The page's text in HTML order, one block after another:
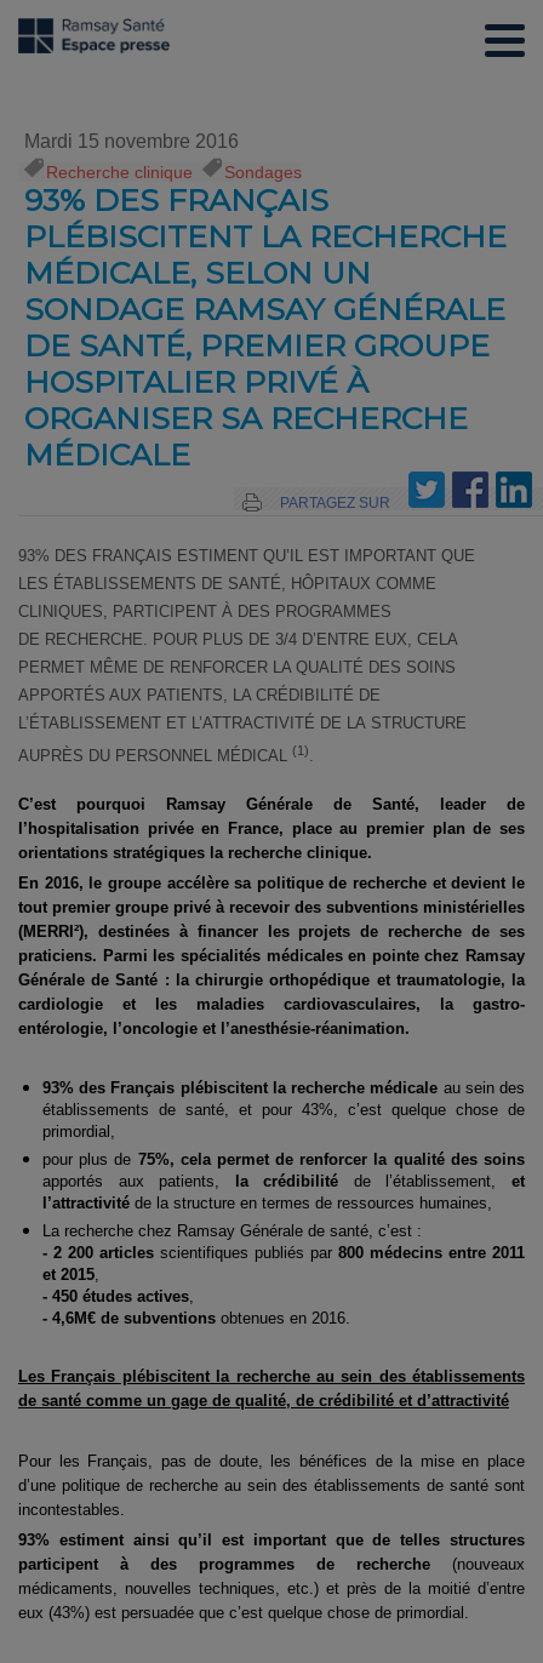
Mardi 15 novembre 2016
Recherche clinique Sondages
93% DES FRANÇAIS
PLÉBISCITENT LA RECHERCHE
MÉDICALE, SELON UN
SONDAGE RAMSAY GÉNÉRALE
DE SANTÉ, PREMIER GROUPE
HOSPITALIER PRIVÉ À
ORGANISER SA RECHERCHE
MÉDICALE
PARTAGEZ SUR
93% DES FRANÇAIS ESTIMENT QU’IL EST IMPORTANT QUE
LES ÉTABLISSEMENTS DE SANTÉ, HÔPITAUX COMME
CLINIQUES, PARTICIPENT À DES PROGRAMMES
DE RECHERCHE. POUR PLUS DE 3/4 D’ENTRE EUX, CELA
PERMET MÊME DE RENFORCER LA QUALITÉ DES SOINS
APPORTÉS AUX PATIENTS, LA CRÉDIBILITÉ DE
L’ÉTABLISSEMENT ET L’ATTRACTIVITÉ DE LA STRUCTURE
AUPRÈS DU PERSONNEL MÉDICAL (1).
C’est pourquoi Ramsay Générale de Santé, leader de
l’hospitalisation privée en France, place au premier plan de ses
orientations stratégiques la recherche clinique.
En 2016, le groupe accélère sa politique de recherche et devient le
tout premier groupe privé à recevoir des subventions ministérielles
(MERRI²), destinées à financer les projetsde recherche de ses
praticiens. Parmi les spécialités médicales en pointe chez Ramsay
Générale de Santé : la chirurgie orthopédique et traumatologie, la
cardiologie et les maladies cardiovasculaires, la gastro-
entérologie, l’oncologie et l’anesthésie-réanimation.
93% des Français plébiscitent la recherche médicale au sein des
établissements de santé, et pour 43%, c’est quelque chose de
primordial,
pour plus de 75%, cela permet de renforcer la qualité des soins
apportés aux patients,
la crédibilité de l’établissement,et
l’attractivité de la structure en termes de ressources humaines,
La recherche chez Ramsay Générale de santé, c’est :
- 2 200 articles scientifiques publiés par 800 médecins entre 2011
et 2015,
- 450 études actives,
- 4,6M€ de subventions obtenues en 2016.
Les Français plébiscitent la recherche au sein des établissements
de santé comme un gage de qualité, de crédibilité et d’attractivité
Pour les Français, pas de doute, les bénéfices de la mise en place
d’une politique de recherche au sein des établissements de santé sont
incontestables.
93% estiment ainsi qu’il est important que de telles structures
participent à des programmes de recherche (nouveaux
médicaments, nouvelles techniques, etc.) et près de la moitié d’entre
eux (43%) est persuadée que c’est quelque chose de primordial.